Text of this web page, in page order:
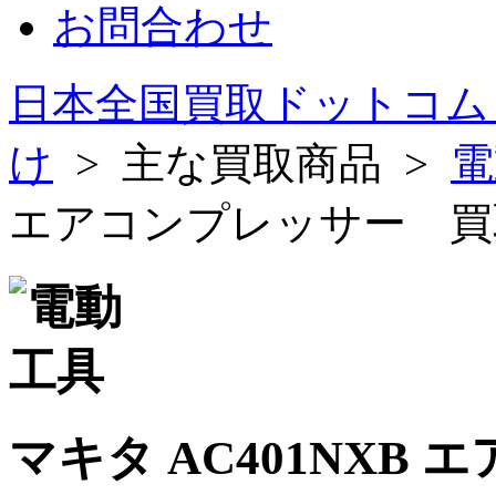
お問合わせ
日本全国買取ドットコ
け > 主な買取商品 >
エアコンプレッサー
マキタ AC401NXB